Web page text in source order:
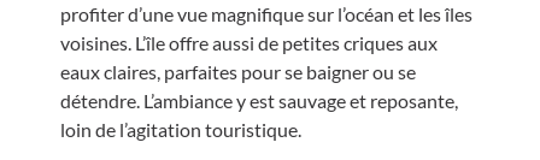
profiter d’une vue magnifique sur l’océan et les îles
voisines. L’île offre aussi de petites criques aux
eaux claires, parfaites pour se baigner ou se
détendre. L’ambiance y est sauvage et reposante,
loin de l’agitation touristique.